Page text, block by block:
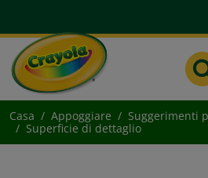
Casa Appoggiare
Suggerimenti
Superficie di dettaglio